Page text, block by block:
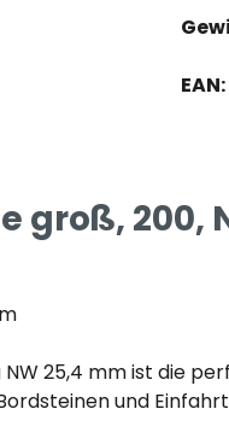
EAN:
200,
25,4 mm ist die
und